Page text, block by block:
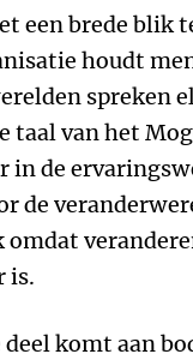
een brede blik
houdt
spreken
taal van het
in de
de
is.
komt aan